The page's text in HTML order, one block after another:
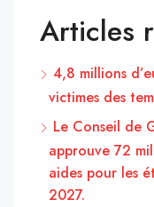
Articles
4,8 millions
victimes des
Le Conseil de
approuve 72
aides pour les
2027.